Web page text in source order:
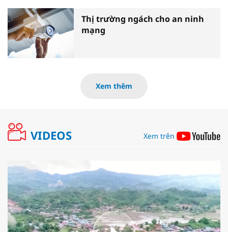
Thị trường ngách cho an ninh
mạng
Xem thêm
VIDEOS Xem trên